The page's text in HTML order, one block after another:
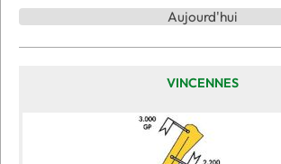
Aujourd'hui
VINCENNES